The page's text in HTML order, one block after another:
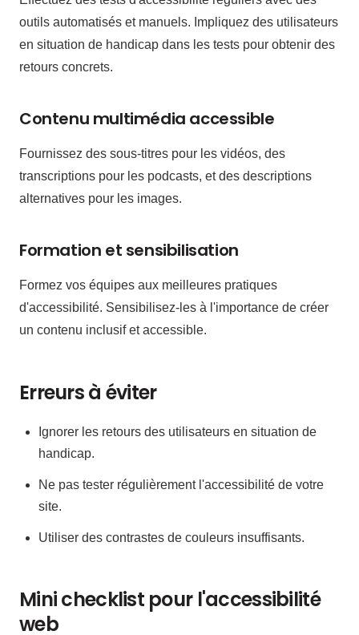
outils automatisés et manuels. Impliquez des utilisateurs
en situation de handicap dans les tests pour obtenir des
retours concrets.
Contenu multimédia accessible
Fournissez des sous-titres pour les vidéos, des
transcriptions pour les podcasts, et des descriptions
alternatives pour les images.
Formation et sensibilisation
Formez vos équipes aux meilleures pratiques
d'accessibilité. Sensibilisez-les à l'importance de créer
un contenu inclusif et accessible.
Erreurs à éviter
Ignorer les retours des utilisateurs en situation de
handicap.
Ne pas tester régulièrement l'accessibilité de votre
site.
Utiliser des contrastes de couleurs insuffisants.
Mini checklist pour l'accessibilité
web